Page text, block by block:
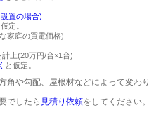
置の場合)
定。
家庭の買電価格)
計上(20万円/台×1台)
と仮定。
角や勾配、屋根材などによって変わり
でしたら 見積り依頼をしてください。